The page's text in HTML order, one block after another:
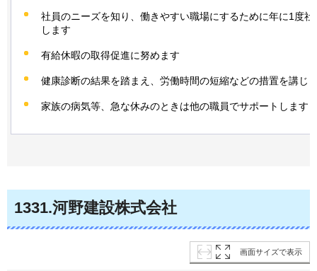
社員のニーズを知り、働きやすい職場にするために年に1度
します
有給休暇の取得促進に努めます
健康診断の結果を踏まえ、労働時間の短縮などの措置を講じ
家族の病気等、急な休みのときは他の職員でサポートします
1331.河野建設株式会社
画面サイズで表示